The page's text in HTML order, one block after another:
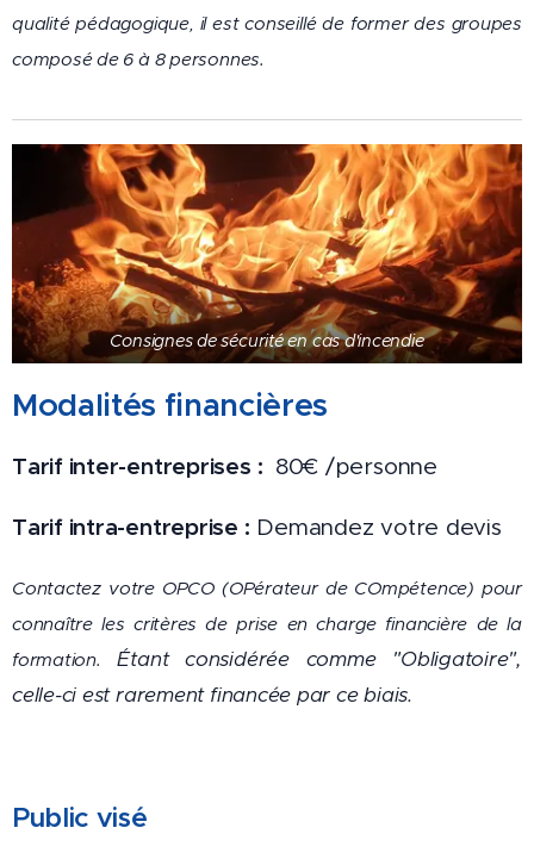
qualité pédagogique, il est conseillé de former des groupes
composé de 6 à 8 personnes.
Consignes de sécurité en cas d'incendie
Modalités financières
Tarif inter-entreprises : 80€ /personne
Tarif intra-entreprise : Demandez votre devis
Contactez votre OPCO(OPérateur de COmpétence) pour
connaître les critères de prise en charge financière de la
formation.
Étant considérée comme "Obligatoire",
celle-ci est rarement financée par ce biais.
Public visé